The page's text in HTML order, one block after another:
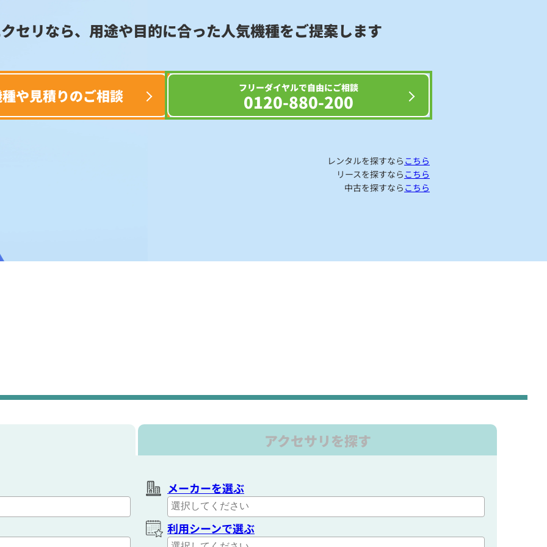
セリなら、用途や目的に合った人気機種をご提案します
や見積りのご相談 フリーダイヤルで自由にご相談
0120-880-200
レンタルを探すなら こちら
リースを探すなら こちら
中古を探すなら こちら
アクセサリを探す
メーカーを選ぶ
利用シーンで選ぶ